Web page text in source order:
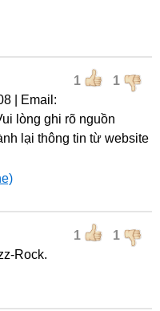
1 1
| Email:
lòng ghi rõ nguồn
lại thông tin từ website
1 1
Rock.